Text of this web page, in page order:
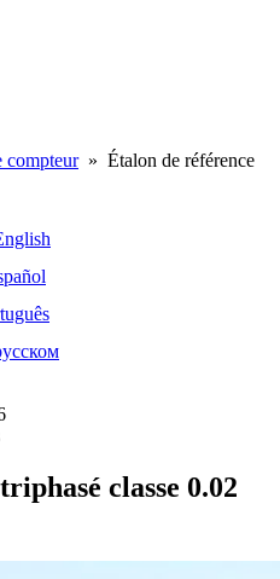
compteur» Étalon de référence
classe 0.02